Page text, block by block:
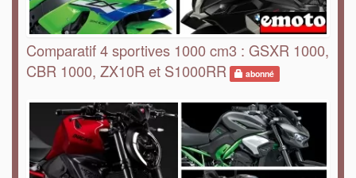
Comparatif 4 sportives 1000 cm3 : GSXR 1000,
CBR 1000, ZX10R et S1000RR
abonné